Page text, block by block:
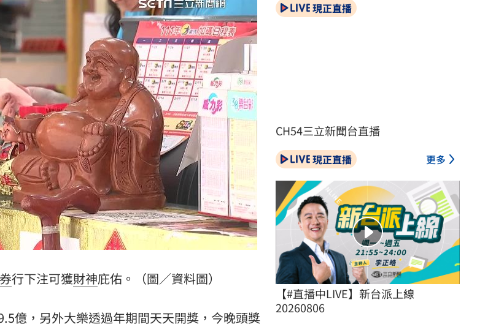
行下注可獲財神庇佑。（圖／資料圖）
億，另外大樂透過年期間天天開獎，今晚頭獎
現正直播
CH54三立新聞台直播
現正直播 更多
【#直播中LIVE】新台派上線
20260806